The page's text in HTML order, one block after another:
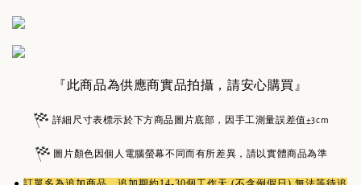
『此商品為供應商實品拍攝，請安心購買』
詳細尺寸表標示於下方商品圖片底部，因手工測量誤差值±3cm
圖片顏色因個人電腦螢幕不同而有所差異，請以實體商品為準